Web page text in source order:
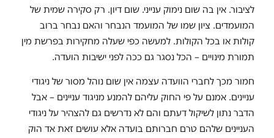
לציבור. אין בה שום נימוק ענייני. שום דיון. רק סקירה שמית של
המועמדים. ציון שמו של המועמד הנבחר והאם נבחר ברוב
קולות או בכל הקולות. למעשה כפי שעלה מחקירות בפרשת מין
תמורת מינויים – הכל נסגר גם ככה לפני ישיבות הועדה.
חמור מכך לחברי הוועדה עצמה אין שום נוהל מסור של ניגודי
עניינים. אמנם על פי החוק עליהם להמנע מניגוד עניינים – אבל
הדבר נתון לשיקול דעתם והם לא נדרשים גם להצהיר על ניגודי
העניינים שלהם טרם חברותם בועדה אלא עושים זאת אד הוק